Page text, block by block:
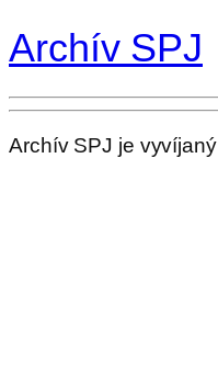
Archív SPJ
Archív SPJ je vyvíjaný